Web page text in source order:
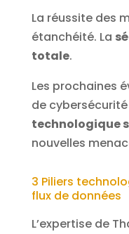
La réussite des
étanchéité. La
totale.
Les prochaines
de
technologique
nouvelles
3 Piliers
flux de données
L’expertise de